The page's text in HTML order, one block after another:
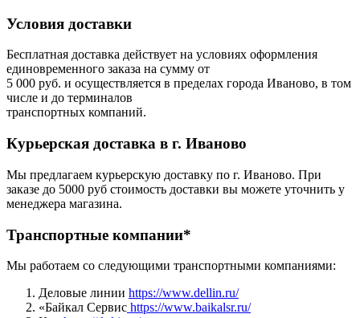
Условия доставки
Бесплатная доставка действует на условиях оформления
единовременного заказа на сумму от
5 000 руб. и осуществляется в пределах города Иваново, в том
числе и до терминалов
транспортных компаний.
Курьерская доставка в г. Иваново
Мы предлагаем курьерскую доставку по г. Иваново. При
заказе до 5000 руб стоимость доставки вы можете уточнить у
менеджера магазина.
Транспортные компании*
Мы работаем со следующими транспортными компаниями:
Деловые линии https://www.dellin.ru/
«Байкал Сервис https://www.baikalsr.ru/